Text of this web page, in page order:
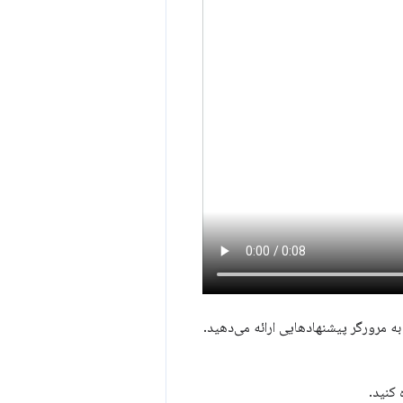
پیشنهادهایی ارائه می‌دهید.
کنید.